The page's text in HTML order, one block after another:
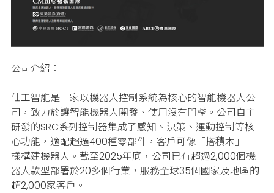
公司介紹：
仙工智能是一家以機器人控制系統為核心的智能機器人公
司，致力於讓智能機器人開發、使用沒有門檻。公司自主
研發的SRC系列控制器集成了感知、決策、運動控制等核
心功能，適配超過400種零部件，客戶可像「搭積木」一
樣構建機器人。截至2025年底，公司已有超過2,000個機
器人款型部署於20多個行業，服務全球35個國家及地區的
超2,000家客戶。